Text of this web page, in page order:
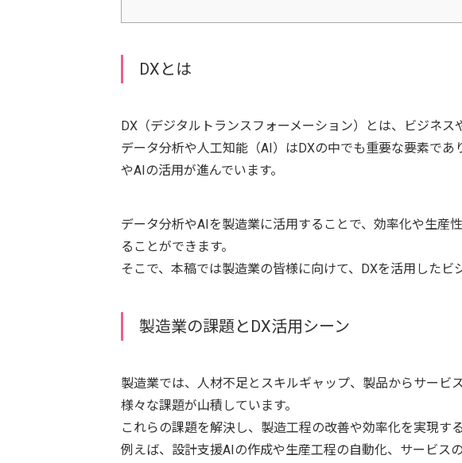
DXとは
DX（デジタルトランスフォーメーション）とは、ビジネス
データ分析や人工知能（AI）はDXの中でも重要な要素で
やAIの活用が進んでいます。
データ分析やAIを製造業に活用することで、効率化や生産
ることができます。
そこで、本稿では製造業の皆様に向けて、DXを活用したビ
製造業の課題とDX活用シーン
製造業では、人材不足とスキルギャップ、製品からサービ
様々な課題が山積しています。
これらの課題を解決し、製造工程の改善や効率化を実現す
例えば、設計支援AIの作成や生産工程の自動化、サービス